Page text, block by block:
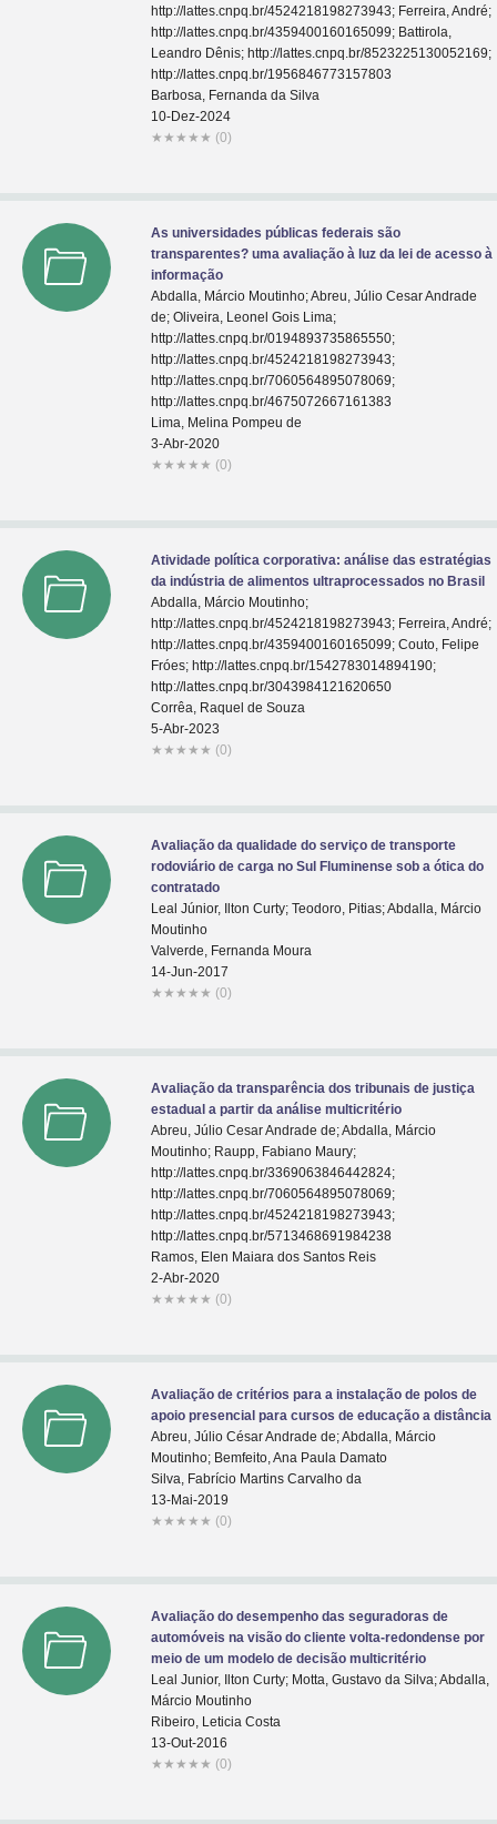
http://lattes.cnpq.br/4524218198273943; Ferreira, André;
http://lattes.cnpq.br/4359400160165099; Battirola,
Leandro Dênis; http://lattes.cnpq.br/8523225130052169;
http://lattes.cnpq.br/1956846773157803
Barbosa, Fernanda da Silva
10-Dez-2024
★ ★ ★ ★ ★ (0)
As universidades públicas federais são
transparentes? uma avaliação à luz da lei de acesso à
informação
Abdalla, Márcio Moutinho; Abreu, Júlio Cesar Andrade
de; Oliveira, Leonel Gois Lima;
http://lattes.cnpq.br/0194893735865550;
http://lattes.cnpq.br/4524218198273943;
http://lattes.cnpq.br/7060564895078069;
http://lattes.cnpq.br/4675072667161383
Lima, Melina Pompeu de
3-Abr-2020
★ ★ ★ ★ ★ (0)
Atividade política corporativa: análise das estratégias
da indústria de alimentos ultraprocessados no Brasil
Abdalla, Márcio Moutinho;
http://lattes.cnpq.br/4524218198273943; Ferreira, André;
http://lattes.cnpq.br/4359400160165099; Couto, Felipe
Fróes; http://lattes.cnpq.br/1542783014894190;
http://lattes.cnpq.br/3043984121620650
Corrêa, Raquel de Souza
5-Abr-2023
★ ★ ★ ★ ★ (0)
Avaliação da qualidade do serviço de transporte
rodoviário de carga no Sul Fluminense sob a ótica do
contratado
Leal Júnior, Ilton Curty; Teodoro, Pitias; Abdalla, Márcio
Moutinho
Valverde, Fernanda Moura
14-Jun-2017
★ ★ ★ ★ ★ (0)
Avaliação da transparência dos tribunais de justiça
estadual a partir da análise multicritério
Abreu, Júlio Cesar Andrade de; Abdalla, Márcio
Moutinho; Raupp, Fabiano Maury;
http://lattes.cnpq.br/3369063846442824;
http://lattes.cnpq.br/7060564895078069;
http://lattes.cnpq.br/4524218198273943;
http://lattes.cnpq.br/5713468691984238
Ramos, Elen Maiara dos Santos Reis
2-Abr-2020
★ ★ ★ ★ ★ (0)
Avaliação de critérios para a instalação de polos de
apoio presencial para cursos de educação a distância
Abreu, Júlio César Andrade de; Abdalla, Márcio
Moutinho; Bemfeito, Ana Paula Damato
Silva, Fabrício Martins Carvalho da
13-Mai-2019
★ ★ ★ ★ ★ (0)
Avaliação do desempenho das seguradoras de
automóveis na visão do cliente volta-redondense por
meio de um modelo de decisão multicritério
Leal Junior, Ilton Curty; Motta, Gustavo da Silva; Abdalla,
Márcio Moutinho
Ribeiro, Leticia Costa
13-Out-2016
★ ★ ★ ★ ★ (0)